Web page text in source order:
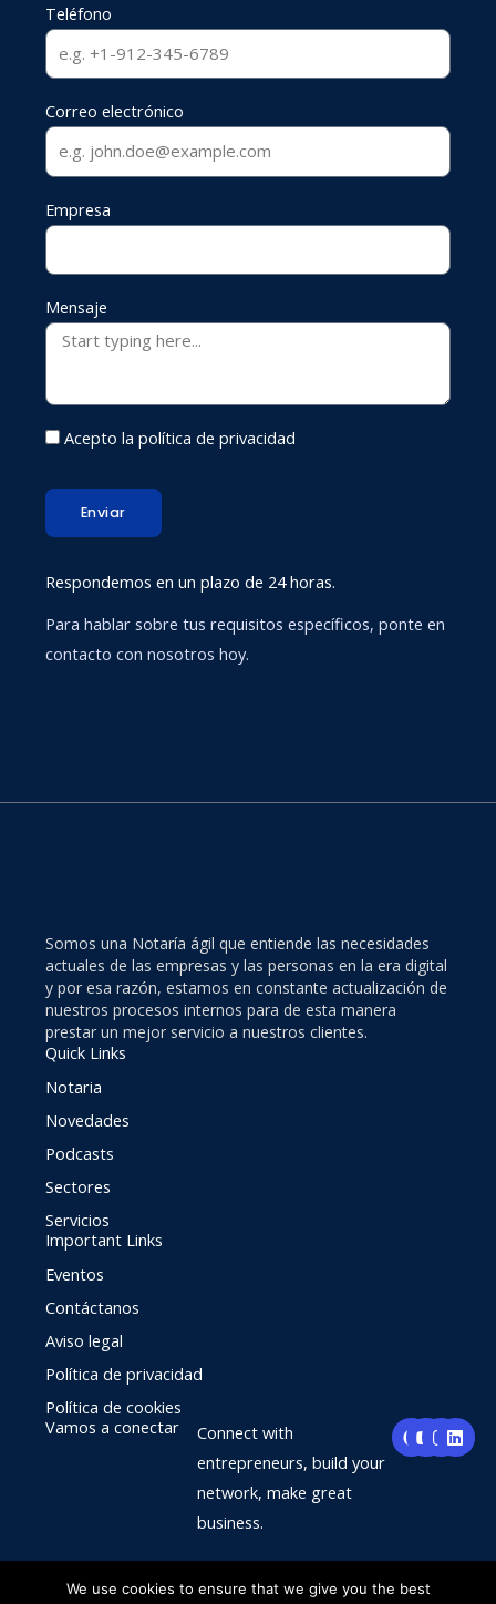
Teléfono
Correo electrónico
Empresa
Mensaje
Acepto la política de privacidad
Enviar
Respondemos en un plazo de 24 horas.
Para hablar sobre tus requisitos específicos, ponte en
contacto con nosotros hoy.
Somos una Notaría ágil que entiende las necesidades
actuales de las empresas y las personas en la era digital
y por esa razón, estamos en constante actualización de
nuestros procesos internos para de esta manera
prestar un mejor servicio a nuestros clientes.
Quick Links
Notaria
Novedades
Podcasts
Sectores
Servicios
Important Links
Eventos
Contáctanos
Aviso legal
Política de privacidad
Política de cookies
Vamos a conectar
Connect with
entrepreneurs, build your
network, make great
business.
F
a
c
Y
o
u
I
n
s
m
L
i
n
We use cookies to ensure that we give you the best